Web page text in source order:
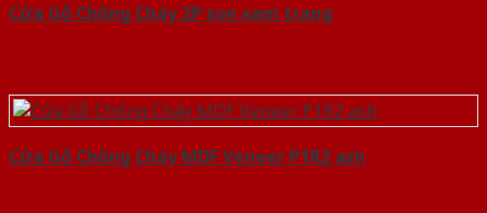
Cửa Gỗ Chống Cháy 2P son xam trang
Cửa Gỗ Chống Cháy MDF Veneer P1R2 ash